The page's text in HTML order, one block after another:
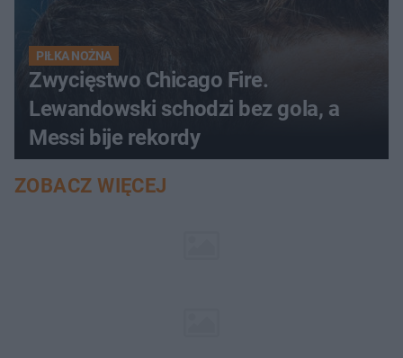
PIŁKA NOŻNA
Zwycięstwo Chicago Fire.
Lewandowski schodzi bez gola, a
Messi bije rekordy
ZOBACZ WIĘCEJ